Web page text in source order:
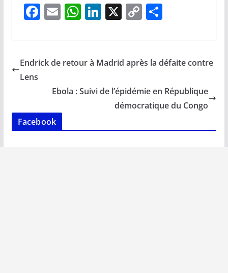
F
b
k
E
l
W
s
p
Li
e
n
X C
y
n
k
P
g
Endrick de retour à Madrid après la défaite contre
Lens
Ebola : Suivi de l’épidémie en République
démocratique du Congo
Facebook